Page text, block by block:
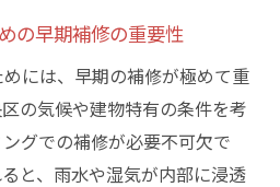
の早期補修の重要性
には、早期の補修が極めて重
の気候や建物特有の条件を考
グでの補修が必要不可欠で
と、雨水や湿気が内部に浸透